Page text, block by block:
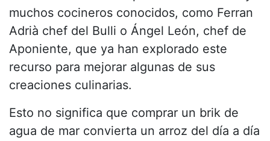
muchos cocineros conocidos, como Ferran
Adrià chef del Bulli o Ángel León, chef de
Aponiente, que ya han explorado este
recurso para mejorar algunas de sus
creaciones culinarias.
Esto no significa que comprar un brik de
agua de mar convierta un arroz del día a día